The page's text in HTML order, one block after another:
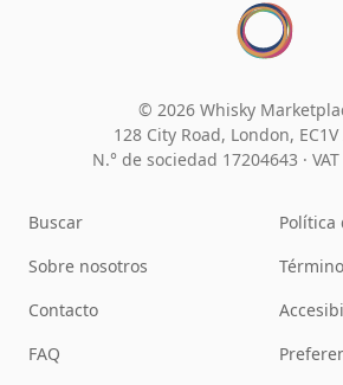
© 2026 Whisky
128 City Road, London, EC1V
N.° de sociedad 17204643 ·
Buscar
Sobre nosotros
Contacto
FAQ
Política